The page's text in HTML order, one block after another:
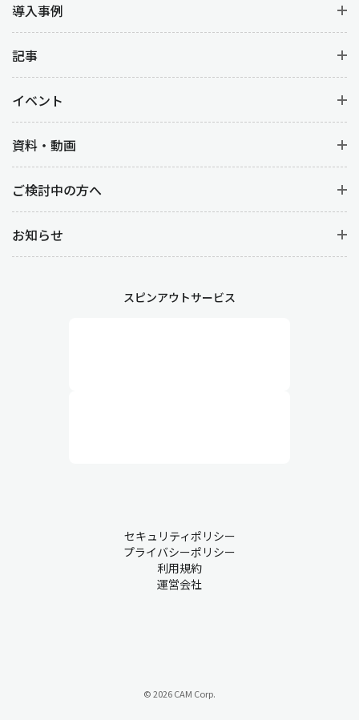
導入事例
記事
イベント
資料・動画
ご検討中の方へ
お知らせ
スピンアウトサービス
セキュリティポリシー
プライバシーポリシー
利用規約
運営会社
© 2026 CAM Corp.